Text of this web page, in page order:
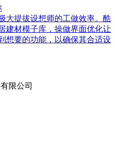
大提拔设想师的工做效率。酷
建材模子库，操做界面优化让
想要的功能，以确保其合适设
限公司